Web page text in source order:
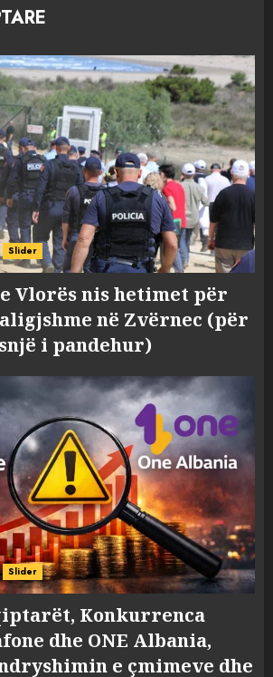
Slider
Vlorës nis hetimet për
në Zvërnec (për
i pandehur)
Slider
Konkurrenca
dhe ONE Albania,
e çmimeve dhe